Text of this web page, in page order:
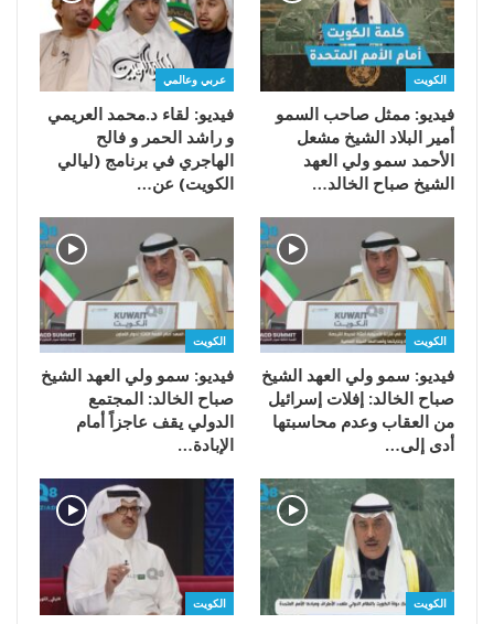
الكويت
فيديو: ممثل صاحب السمو
أمير البلاد الشيخ مشعل
الأحمد سمو ولي العهد
الشيخ صباح الخالد…
عربي وعالمي
فيديو: لقاء د.محمد العريمي
و راشد الحمر و فالح
الهاجري في برنامج (ليالي
الكويت) عن…
الكويت
فيديو: سمو ولي العهد الشيخ
صباح الخالد: إفلات إسرائيل
من العقاب وعدم محاسبتها
أدى إلى…
الكويت
فيديو: سمو ولي العهد الشيخ
صباح الخالد: المجتمع
الدولي يقف عاجزاً أمام
الإبادة…
الكويت الكويت